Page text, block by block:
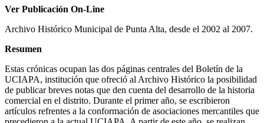
Ver Publicación On-Line
Archivo Histórico Municipal de Punta Alta, desde el 2002 al 2007.
Resumen
Estas crónicas ocupan las dos páginas centrales del Boletín de la
UCIAPA, institución que ofreció al Archivo Histórico la posibilidad
de publicar breves notas que den cuenta del desarrollo de la historia
comercial en el distrito. Durante el primer año, se escribieron
artículos refrentes a la conformación de asociaciones mercantiles que